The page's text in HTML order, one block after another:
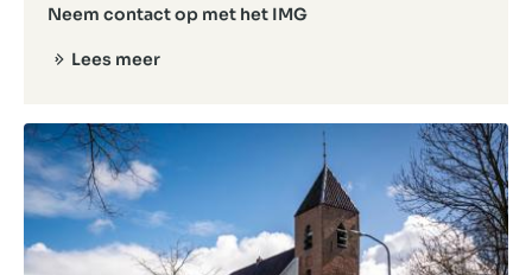
Neem contact op met het IMG
Lees meer